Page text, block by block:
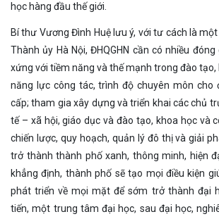
học hàng đầu thế giới.
Bí thư Vương Đình Huệ lưu ý, với tư cách là
Thành ủy Hà Nội, ĐHQGHN cần có nhiều
xứng với tiềm năng và thế mạnh trong đào
năng lực công tác, trình độ chuyên môn cho
cấp; tham gia xây dựng và triển khai các chủ
tế – xã hội, giáo dục và đào tạo, khoa học và
chiến lược, quy hoạch, quản lý đô thị và giải
trở thành thành phố xanh, thông minh, hiện
khẳng định, thành phố sẽ tạo mọi điều kiện
phát triển về mọi mặt để sớm trở thành đại
tiến, một trung tâm đại học, sau đại học,